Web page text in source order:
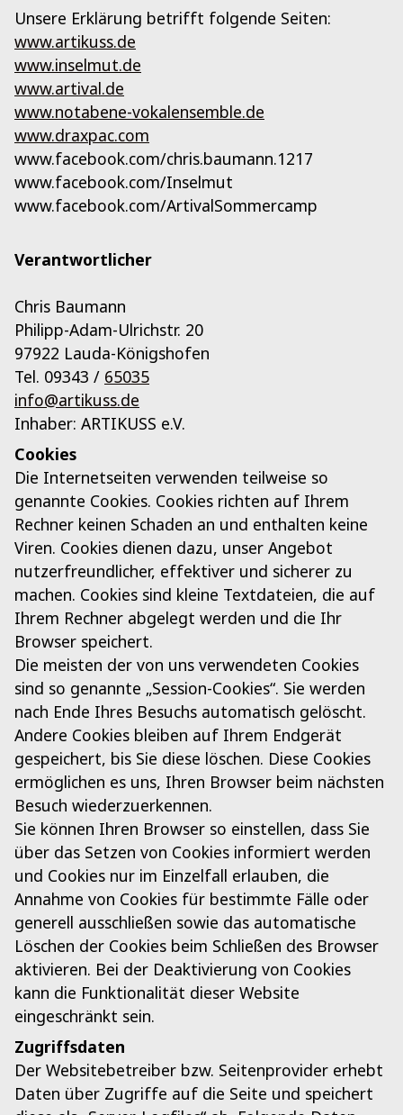
Unsere Erklärung betrifft folgende Seiten:
www.artikuss.de
www.inselmut.de
www.artival.de
www.notabene-vokalensemble.de
www.draxpac.com
www.facebook.com/chris.baumann.1217
www.facebook.com/Inselmut
www.facebook.com/ArtivalSommercamp
Verantwortlicher
Chris Baumann
Philipp-Adam-Ulrichstr. 20
97922 Lauda-Königshofen
Tel. 09343 / 65035
info@artikuss.de
Inhaber: ARTIKUSS e.V.
Cookies
Die Internetseiten verwenden teilweise so
genannte Cookies. Cookies richten auf Ihrem
Rechner keinen Schaden an und enthalten keine
Viren. Cookies dienen dazu, unser Angebot
nutzerfreundlicher, effektiver und sicherer zu
machen. Cookies sind kleine Textdateien, die auf
Ihrem Rechner abgelegt werden und die Ihr
Browser speichert.
Die meisten der von uns verwendeten Cookies
sind so genannte „Session-Cookies“. Sie werden
nach Ende Ihres Besuchs automatisch gelöscht.
Andere Cookies bleiben auf Ihrem Endgerät
gespeichert, bis Sie diese löschen. Diese Cookies
ermöglichen es uns, Ihren Browser beim nächsten
Besuch wiederzuerkennen.
Sie können Ihren Browser so einstellen, dass Sie
über das Setzen von Cookies informiert werden
und Cookies nur im Einzelfall erlauben, die
Annahme von Cookies für bestimmte Fälle oder
generell ausschließen sowie das automatische
Löschen der Cookies beim Schließen des Browser
aktivieren. Bei der Deaktivierung von Cookies
kann die Funktionalität dieser Website
eingeschränkt sein.
Zugriffsdaten
Der Websitebetreiber bzw. Seitenprovider erhebt
Daten über Zugriffe auf die Seite und speichert